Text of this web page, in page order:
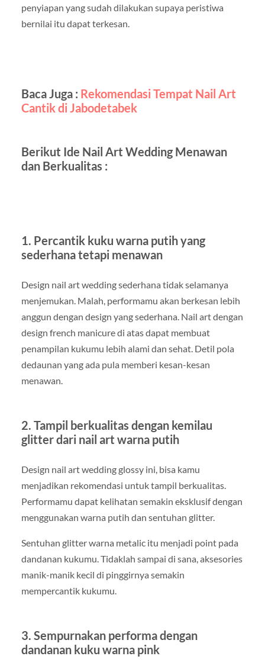
penyiapan yang sudah dilakukan supaya peristiwa
bernilai itu dapat terkesan.
Baca Juga : Rekomendasi Tempat Nail Art
Cantik di Jabodetabek
Berikut Ide Nail Art Wedding Menawan
dan Berkualitas :
1. Percantik kuku warna putih yang
sederhana tetapi menawan
Design nail art wedding sederhana tidak selamanya
menjemukan. Malah, performamu akan berkesan lebih
anggun dengan design yang sederhana. Nail art dengan
design french manicure di atas dapat membuat
penampilan kukumu lebih alami dan sehat. Detil pola
dedaunan yang ada pula memberi kesan-kesan
menawan.
2. Tampil berkualitas dengan kemilau
glitter dari nail art warna putih
Design nail art wedding glossy ini, bisa kamu
menjadikan rekomendasi untuk tampil berkualitas.
Performamu dapat kelihatan semakin eksklusif dengan
menggunakan warna putih dan sentuhan glitter.
Sentuhan glitter warna metalic itu menjadi point pada
dandanan kukumu. Tidaklah sampai di sana, aksesories
manik-manik kecil di pinggirnya semakin
mempercantik kukumu.
3. Sempurnakan performa dengan
dandanan kuku warna pink